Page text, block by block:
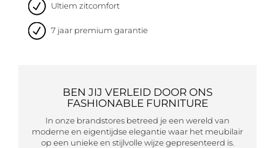
Ultiem zitcomfort
7 jaar premium garantie
BEN JIJ VERLEID DOOR ONS
FASHIONABLE FURNITURE
In onze brandstores betreed je een wereld van
moderne en eigentijdse elegantie waar het meubilair
op een unieke en stijlvolle wijze gepresenteerd is.